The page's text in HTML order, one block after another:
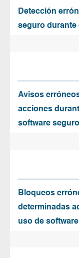
Detección
seguro durante
Avisos
acciones
software seguro
Bloqueos
determinadas
uso de